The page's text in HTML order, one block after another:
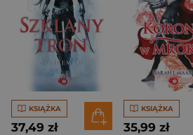
KSIĄŻKA
37,49 zł
KSIĄŻKA
35,99 zł